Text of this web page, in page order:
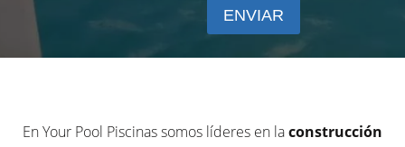
En Your Pool Piscinas somos líderes en laconstrucción